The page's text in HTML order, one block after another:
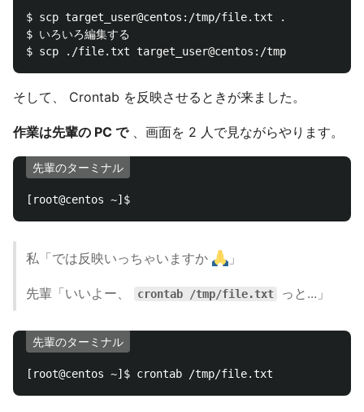
$ scp target_user@centos:/tmp/file.txt .
$ いろいろ編集する
そして、 Crontab を反映させるときが来ました。
作業は先輩の PC で、画面を 2 人で見ながらやります。
先輩のターミナル
私「では反映いっちゃいますか 」
先輩「いいよー、 crontab /tmp/file.txt っと...」
先輩のターミナル